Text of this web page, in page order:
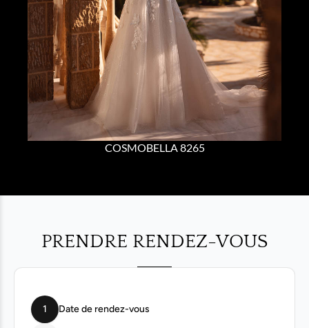
COSMOBELLA 8265
PRENDRE RENDEZ-VOUS